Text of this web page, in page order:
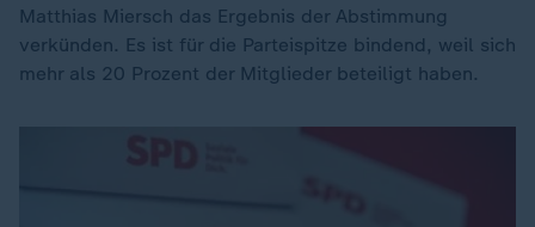
Matthias Miersch das Ergebnis der Abstimmung
verkünden. Es ist für die Parteispitze bindend, weil sich
mehr als 20 Prozent der Mitglieder beteiligt haben.